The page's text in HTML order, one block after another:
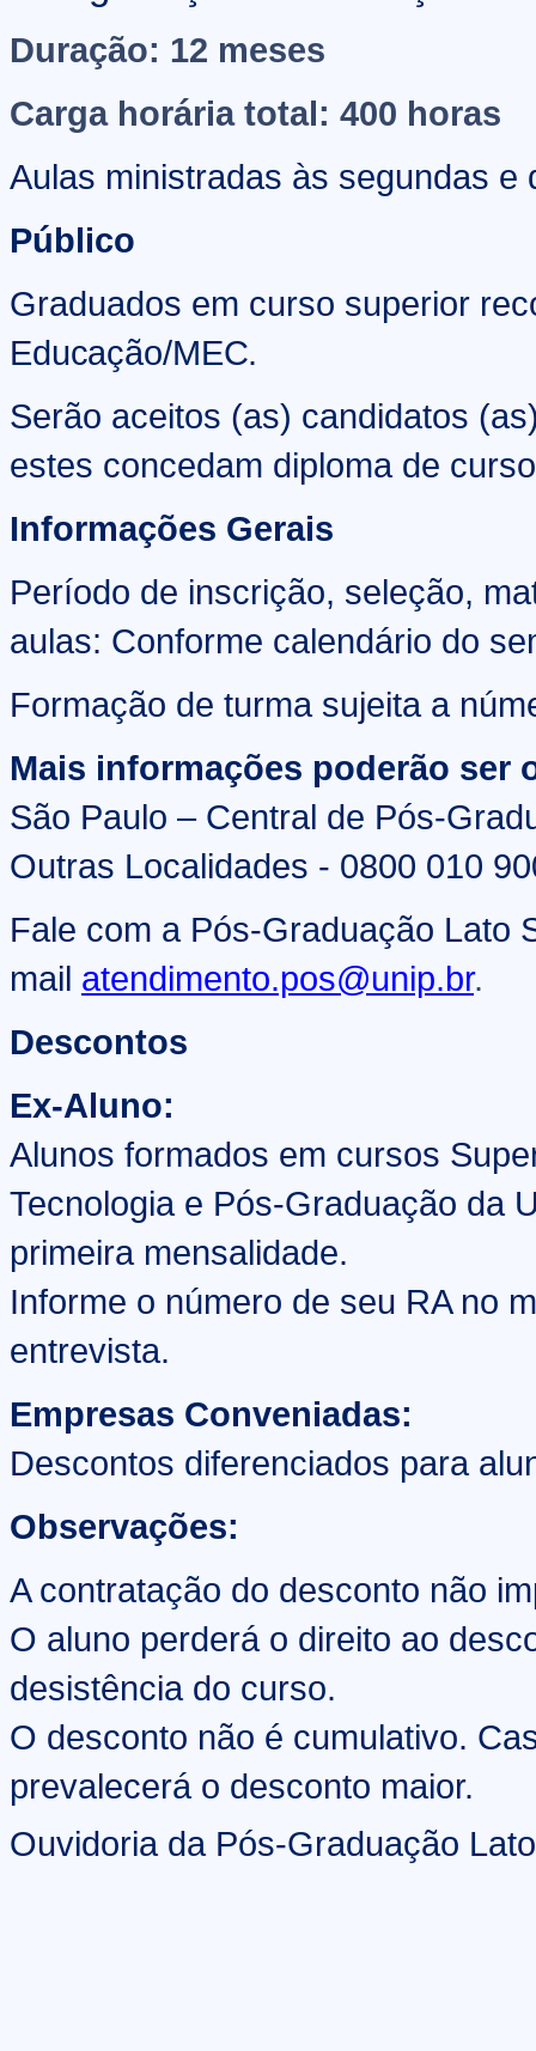
Duração: 12 meses
Carga horária total: 400 horas
Aulas ministradas às segundas
Público
Graduados em curso superior
Educação/MEC.
Serão aceitos (as) candidatos
estes concedam diploma de
Informações Gerais
Período de inscrição, seleção,
aulas: Conforme calendário do
Formação de turma sujeita a
Mais informações poderão ser
São Paulo – Central de Pós-
Outras Localidades - 0800 010
Fale com a Pós-Graduação Lato
mail atendimento.pos@unip.br.
Descontos
Ex-Aluno:
Alunos formados em cursos
Tecnologia e Pós-Graduação da
primeira mensalidade.
Informe o número de seu RA no
entrevista.
Empresas Conveniadas:
Descontos diferenciados para
Observações:
A contratação do desconto não
O aluno perderá o direito ao
desistência do curso.
O desconto não é cumulativo.
prevalecerá o desconto maior.
Ouvidoria da Pós-Graduação